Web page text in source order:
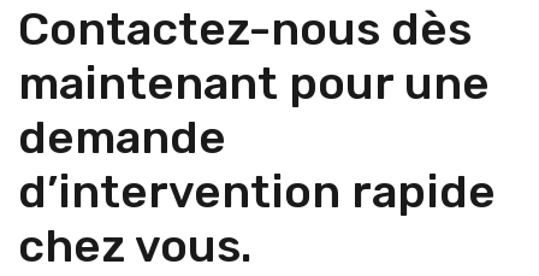
Contactez-nous dès
maintenant pour une
demande
d’intervention rapide
chez vous.